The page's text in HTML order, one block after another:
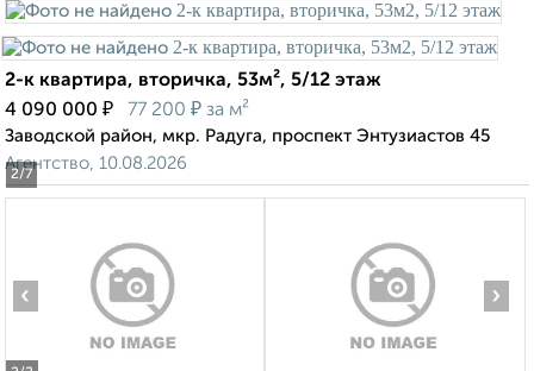
2/7
2-к квартира, вторичка, 53м², 5/12 этаж
4 090 000 ₽ 77 200 ₽ за м²
Заводской район, мкр. Радуга, проспект Энтузиастов 45
Агентство, 10.08.2026
‹ ›